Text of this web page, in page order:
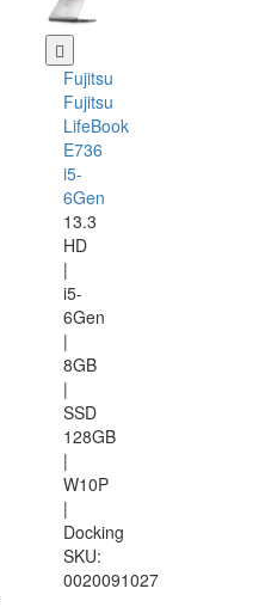
Fujitsu
Fujitsu
LifeBook
E736
i5-
6Gen
13.3
HD
|
i5-
6Gen
|
8GB
|
SSD
128GB
|
W10P
|
Docking
SKU:
0020091027